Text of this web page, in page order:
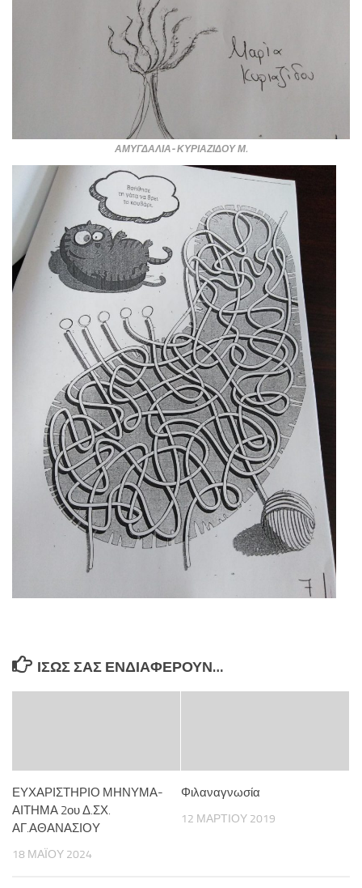
ΑΜΥΓΔΑΛΙΑ- ΚΥΡΙΑΖΙΔΟΥ Μ.
ΊΣΩΣ ΣΑΣ ΕΝΔΙΑΦΈΡΟΥΝ…
ΕΥΧΑΡΙΣΤΗΡΙΟ ΜΗΝΥΜΑ-
ΑΙΤΗΜΑ 2ου Δ.ΣΧ.
ΑΓ.ΑΘΑΝΑΣΙΟΥ
18 ΜΑΪ́ΟΥ 2024
Φιλαναγνωσία
12 ΜΑΡΤΊΟΥ 2019